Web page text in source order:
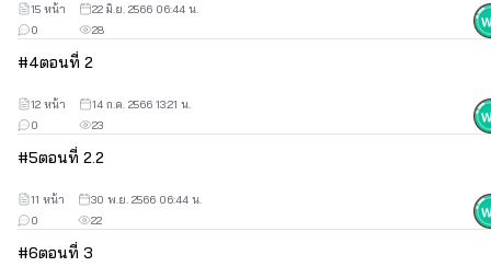
28
0
15 หน้า 22 มิ.ย. 2566 06:44 น.
#4ตอนที่ 2
23
0
12 หน้า 14 ก.ค. 2566 13:21 น.
#5ตอนที่ 2.2
22
0
11 หน้า 30 พ.ย. 2566 06:44 น.
#6ตอนที่ 3